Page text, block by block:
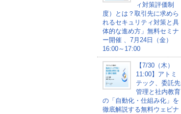
ィ対策評価制
度）とは？取引先に求めら
れるセキュリティ対策と具
体的な進め方」無料セミナ
ー開催 、7月24日（金）
16:00～17:00
【7/30（木）
11:00】アトミ
テック、委託先
管理と社内教育
の「自動化・仕組み化」を
徹底解説する無料ウェビナ